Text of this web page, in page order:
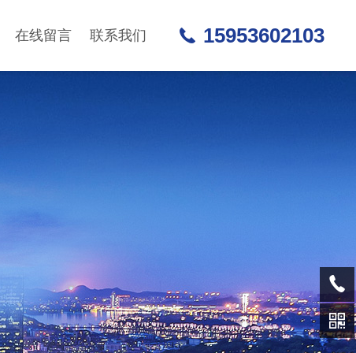
在线留言 联系我们 15953602103